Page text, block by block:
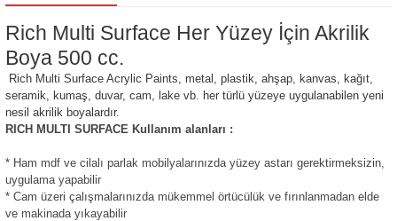
Rich Multi Surface Her Yüzey İçin Akrilik
Boya 500 cc.
Rich Multi Surface Acrylic Paints, metal, plastik, ahşap, kanvas, kağıt,
seramik, kumaş, duvar, cam, lake vb. her türlü yüzeye uygulanabilen yeni
nesil akrilik boyalardır.
RICH MULTI SURFACE Kullanım alanları :
* Ham mdf ve cilalı parlak mobilyalarınızda yüzey astarı gerektirmeksizin,
uygulama yapabilir
* Cam üzeri çalışmalarınızda mükemmel örtücülük ve fırınlanmadan elde
ve makinada yıkayabilir